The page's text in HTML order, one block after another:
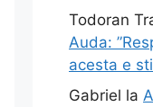
Todoran
Auda:
acesta e
Gabriel la